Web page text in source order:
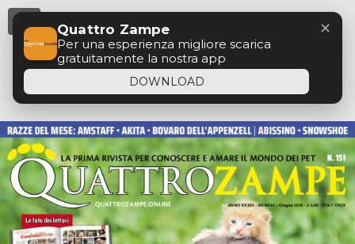
Quattro Zampe
Per una esperienza migliore scarica
gratuitamente la nostra app
DOWNLOAD
✕
Menu